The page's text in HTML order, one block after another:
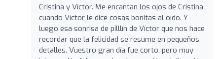
Cristina y Víctor. Me encantan los ojos de Cristina
cuando Víctor le dice cosas bonitas al oído. Y
luego esa sonrisa de pilllín de Víctor que nos hace
recordar que la felicidad se resume en pequeños
detalles. Vuestro gran día fue corto, pero muy